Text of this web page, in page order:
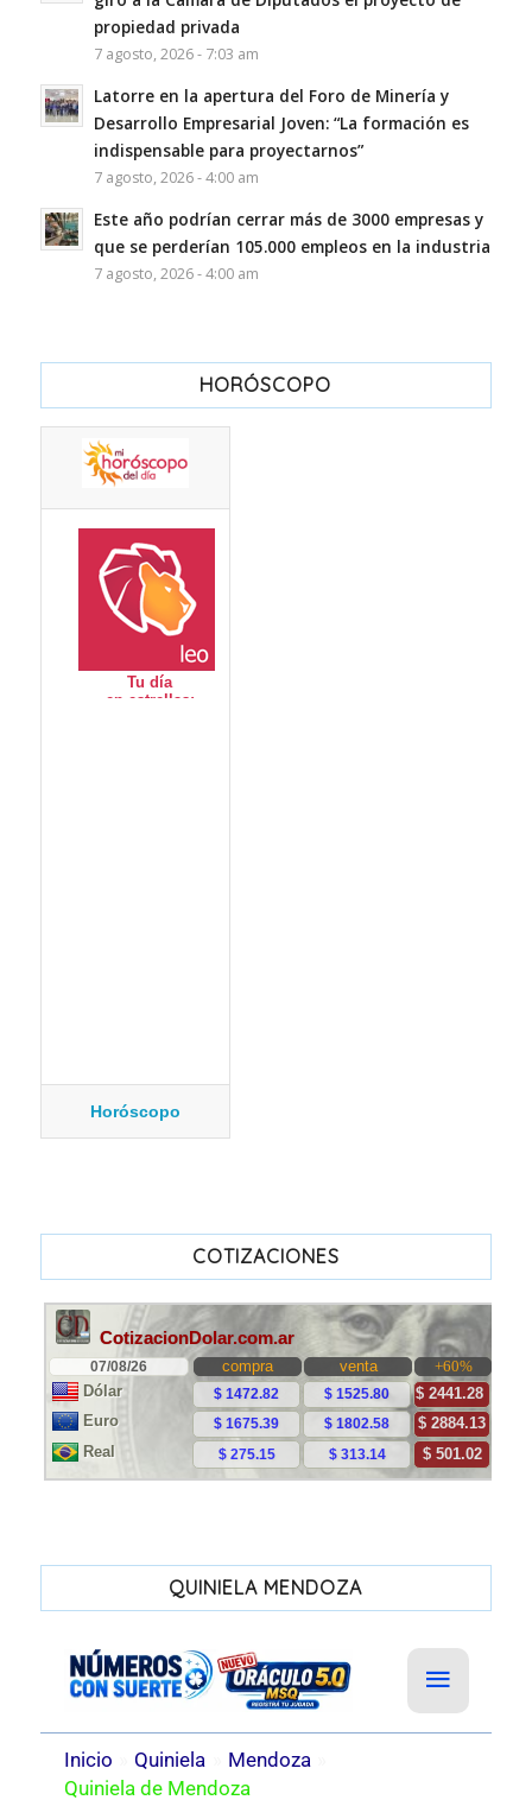
propiedad privada
7 agosto, 2026 - 7:03 am
Latorre en la apertura del Foro de Minería y
Desarrollo Empresarial Joven: “La formación es
indispensable para proyectarnos”
7 agosto, 2026 - 4:00 am
Este año podrían cerrar más de 3000 empresas y
que se perderían 105.000 empleos en la industria
7 agosto, 2026 - 4:00 am
HORÓSCOPO
Horóscopo
COTIZACIONES
QUINIELA MENDOZA